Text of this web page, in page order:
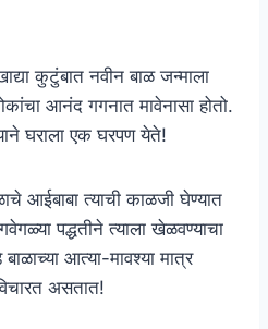
कुटुंबात नवीन बाळ जन्माला
आनंद गगनात मावेनासा होतो.
घराला एक घरपण येते!
आईबाबा त्याची काळजी घेण्यात
पद्धतीने त्याला खेळवण्याचा
आत्या-मावश्या मात्र
असतात!